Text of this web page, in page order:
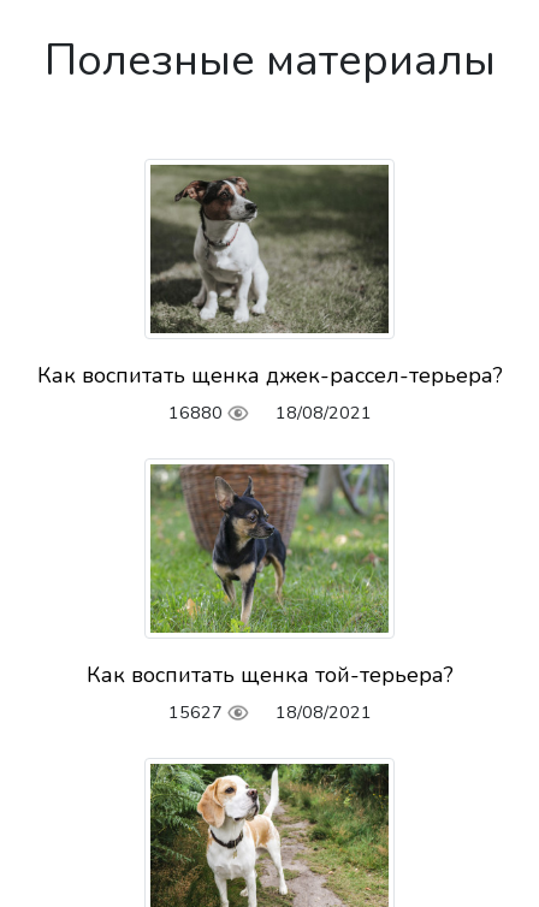
Полезные материалы
Как воспитать щенка джек-рассел-терьера?
16880 18/08/2021
Как воспитать щенка той-терьера?
15627 18/08/2021